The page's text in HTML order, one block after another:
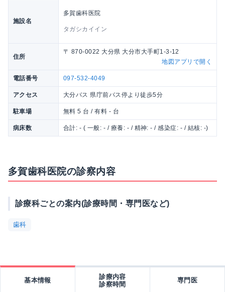
施設名
多賀歯科医院
タガシカイイン
住所
〒 870-0022 大分県 大分市大手町1-3-12
地図アプリで開く
電話番号 097-532-4049
アクセス 大分バス 県庁前バス停より徒歩5分
駐車場 無料 5 台 / 有料 - 台
病床数 合計: - ( 一般: - / 療養: - / 精神: - / 感染症: - / 結核: -)
多賀歯科医院の診察内容
診療科ごとの案内(診療時間・専門医など)
歯科
基本情報
診療内容
診察時間
専門医